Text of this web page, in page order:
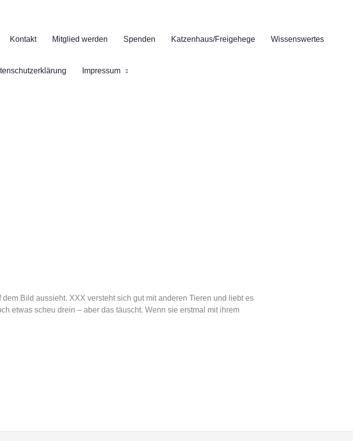
Kontakt Mitglied werden Spenden Katzenhaus/Freigehege Wissenswertes
Impressum
Bild aussieht. XXX versteht sich gut mit anderen Tieren und liebt es
etwas scheu drein – aber das täuscht. Wenn sie erstmal mit ihrem